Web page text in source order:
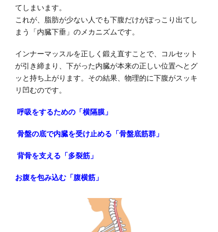
てしまいます。
これが、脂肪が少ない人でも下腹だけがぽっこり出てし
まう「内臓下垂」のメカニズムです。
インナーマッスルを正しく鍛え直すことで、コルセット
が引き締まり、下がった内臓が本来の正しい位置へとグ
ッと持ち上がります。その結果、物理的に下腹がスッキ
リ凹むのです。
呼吸をするための「横隔膜」
骨盤の底で内臓を受け止める「骨盤底筋群」
背骨を支える「多裂筋」
お腹を包み込む「腹横筋」